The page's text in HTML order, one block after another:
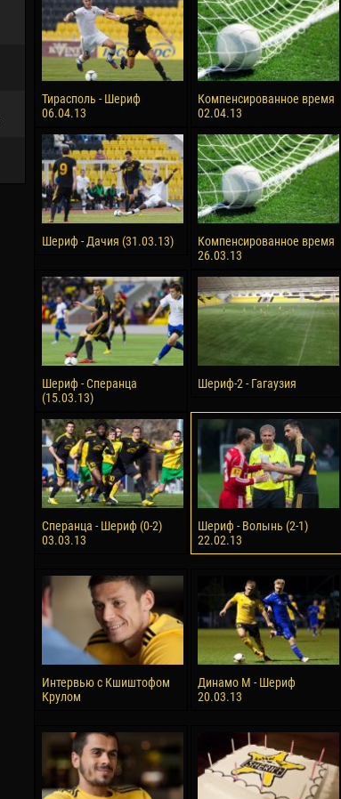
Jayder Moreno ASPRILLA
22 March
Samba KONÉ
26 March
Vitor Hugo Morais de OLIVEIRA
28 March
Raí LOPES DE OLIVEIRA
Victor CIUMAȘU
28 June
Soumaila MAGASSOUBA
Bourama FOMBA
15 July
Ivan DYULGEROV
Тирасполь - Шериф
06.04.13
Компенсированное время
02.04.13
Шериф - Дачия (31.03.13)
Компенсированное время
26.03.13
Шериф - Сперанца
(15.03.13)
Шериф-2 - Гагаузия
Сперанца - Шериф (0-2)
03.03.13
Шериф - Волынь (2-1)
22.02.13
Интервью с Кшиштофом
Крулом
Динамо М - Шериф
20.03.13